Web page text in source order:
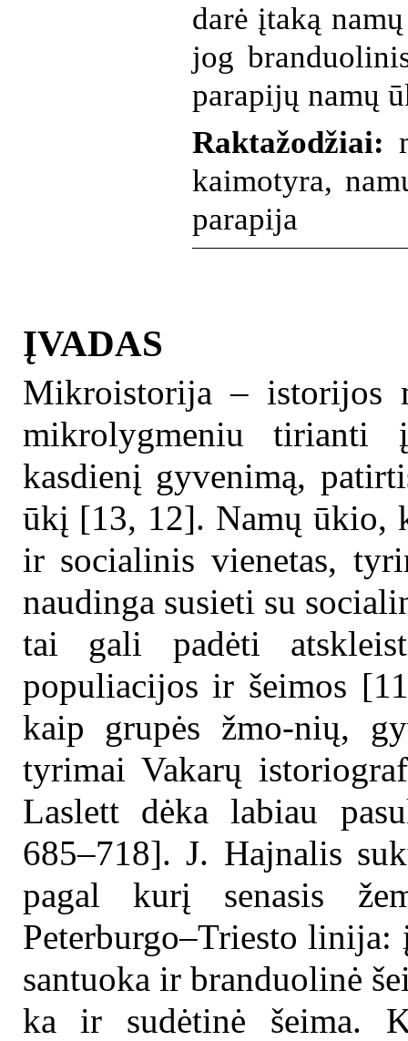
darė įtaką
jog
parapijų namų
Raktažodžiai:
kaimotyra,
parapija
ĮVADAS
Mikroistorija – istorijos
mikrolygmeniu tirianti
kasdienį gyvenimą,
ūkį [13, 12]. Namų ūkio,
ir socialinis vienetas,
naudinga susieti su
tai gali padėti
populiacijos ir šeimos
kaip grupės žmo-nių,
tyrimai Vakarų
Laslett dėka labiau
685–718]. J. Hajnalis
pagal kurį senasis
Peterburgo–Triesto
santuoka ir branduolinė
ka ir sudėtinė šeima.